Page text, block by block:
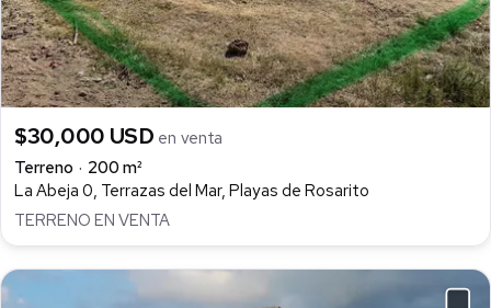
$30,000 USD en venta
Terreno
200 m²
La Abeja 0, Terrazas del Mar, Playas de Rosarito
TERRENO EN VENTA